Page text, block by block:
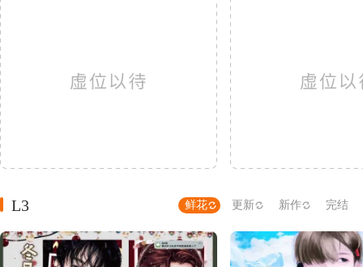
L3 鲜花 更新 新作 完结